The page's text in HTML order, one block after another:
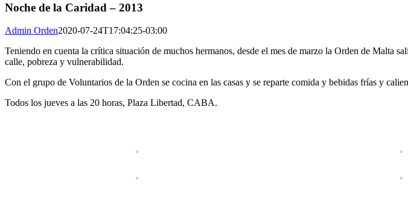
Noche de la Caridad – 2013
Admin Orden2020-07-24T17:04:25-03:00
Teniendo en cuenta la crítica situación de muchos hermanos, desde el mes de marzo la Orden de Malta
calle, pobreza y vulnerabilidad.
Con el grupo de Voluntarios de la Orden se cocina en las casas y se reparte comida y bebidas frías y
Todos los jueves a las 20 horas, Plaza Libertad, CABA.